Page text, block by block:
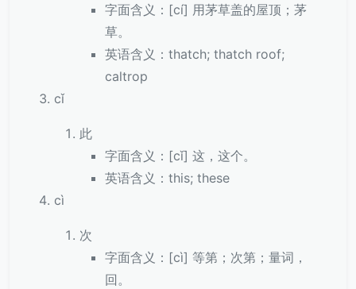
字面含义：[cí] 用茅草盖的屋顶；茅
草。
英语含义：thatch; thatch roof;
caltrop
cǐ
此
字面含义：[cǐ] 这，这个。
英语含义：this; these
cì
次
字面含义：[cì] 等第；次第；量词，
回。